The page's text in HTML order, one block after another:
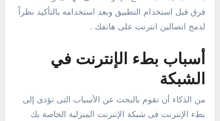
فرق قبل استخدام التطبيق وبعد استخدامه بالتأكيد نظراً
لدمج اتصالين انترنت على هاتفك .
أسباب بطء الإنترنت في
الشبكة
من الذكاء أن تقوم بالبحث عن الأسباب التى تؤدى إلى
بطء الإنترنت فى شبكة الإنترنت المنزلية الخاصة بك